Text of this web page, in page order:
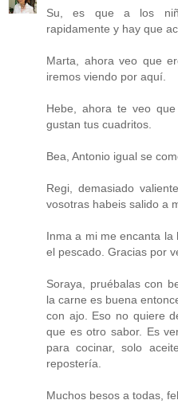
Su, es que a los
rapidamente y hay que
Marta, ahora veo que
iremos viendo por aquí.
Hebe, ahora te veo
gustan tus cuadritos.
Bea, Antonio igual se
Regi, demasiado
vosotras habeis salido a
Inma a mi me encanta
el pescado. Gracias por
Soraya, pruébalas con
la carne es buena
con ajo. Eso no quiere
que es otro sabor. Es
para cocinar, solo
repostería.
Muchos besos a todas,